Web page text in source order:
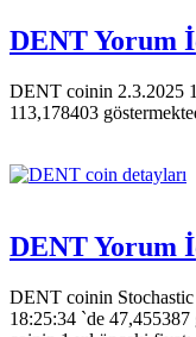
DENT Yorum
DENT coinin 2.3.2025
113,178403
DENT Yorum
DENT coinin
18:25:34 `de